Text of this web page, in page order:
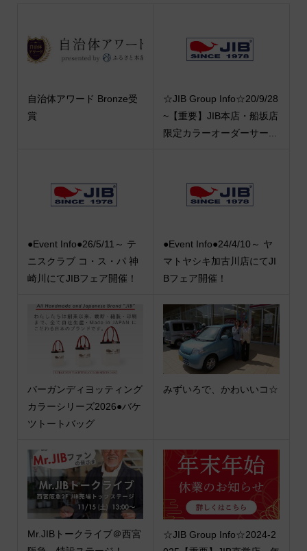
自治体アワード Bronze受
賞
☆JIB Group Info☆20/9/28
~【重要】JIB本店・船坂店
限定カラーオーダーサー...
●Event Info●26/5/11～ テ
ニスクラブ コ・ス・パ 神
崎川にてJIBフェア開催！
●Event Info●24/4/10～ ヤ
マトヤシキ加古川店にてJI
Bフェア開催！
バーガンディヨッティング
カラーシリーズ2026●バケ
ツトートバッグ
みずいろで、かわいいコ☆
Mr.JIBトークライブ＠西宮
☆JIB Group Info☆2024-2